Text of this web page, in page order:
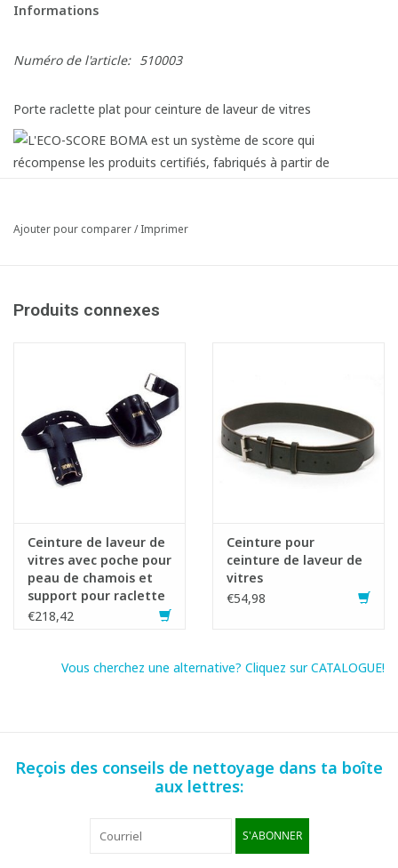
Informations
Numéro de l'article: 510003
Porte raclette plat pour ceinture de laveur de vitres
Fiche produit
Ajouter pour comparer/Imprimer
Produits connexes
Ceinture de laveur de
vitres avec poche pour
peau de chamois et
support pour raclette
ou mouilleur.
€218,42
Ceinture pour
ceinture de laveur de
vitres
€54,98
Vous cherchez une alternative? Cliquez sur CATALOGUE!
Reçois des conseils de nettoyage dans ta boîte
aux lettres:
S'ABONNER